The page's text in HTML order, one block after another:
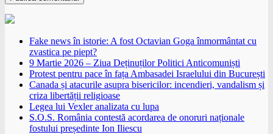
Fake news în istorie: A fost Octavian Goga înmormântat cu
zvastica pe piept?
9 Martie 2026 – Ziua Deținuților Politici Anticomuniști
Protest pentru pace în fața Ambasadei Israelului din București
Canada și atacurile asupra bisericilor: incendieri, vandalism și
criza libertății religioase
Legea lui Vexler analizata cu lupa
S.O.S. România contestă acordarea de onoruri naționale
fostului președinte Ion Iliescu